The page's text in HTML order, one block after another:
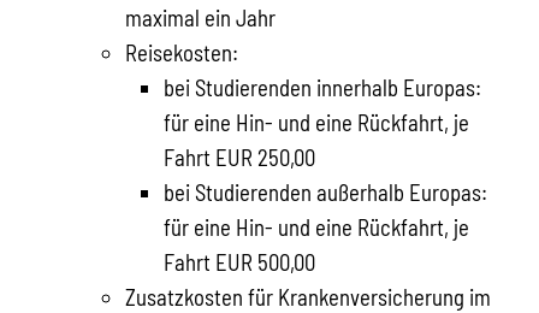
maximal ein Jahr
Reisekosten:
bei Studierenden innerhalb Europas:
für eine Hin- und eine Rückfahrt, je
Fahrt EUR 250,00
bei Studierenden außerhalb Europas:
für eine Hin- und eine Rückfahrt, je
Fahrt EUR 500,00
Zusatzkosten für Krankenversicherung im